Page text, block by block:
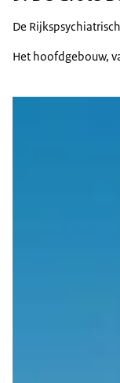
De
Het hoofdgebouw,